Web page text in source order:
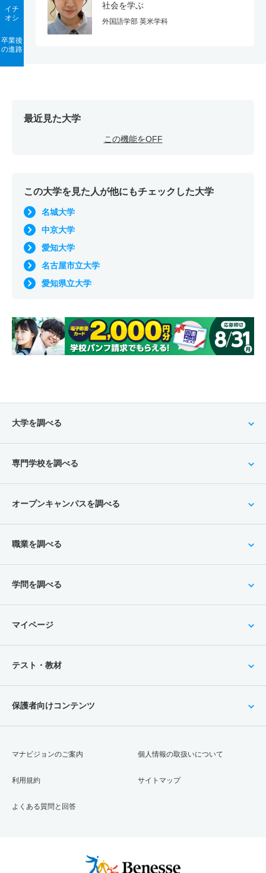
イチ
オシ
卒業後
の進路
社会を学ぶ
外国語学部 英米学科
最近見た大学
この機能をOFF
この大学を見た人が他にもチェックした大学
名城大学
中京大学
愛知大学
名古屋市立大学
愛知県立大学
大学を調べる
専門学校を調べる
オープンキャンパスを調べる
職業を調べる
学問を調べる
マイページ
テスト・教材
保護者向けコンテンツ
マナビジョンのご案内
利用規約
よくある質問と回答
個人情報の取扱いについて
サイトマップ